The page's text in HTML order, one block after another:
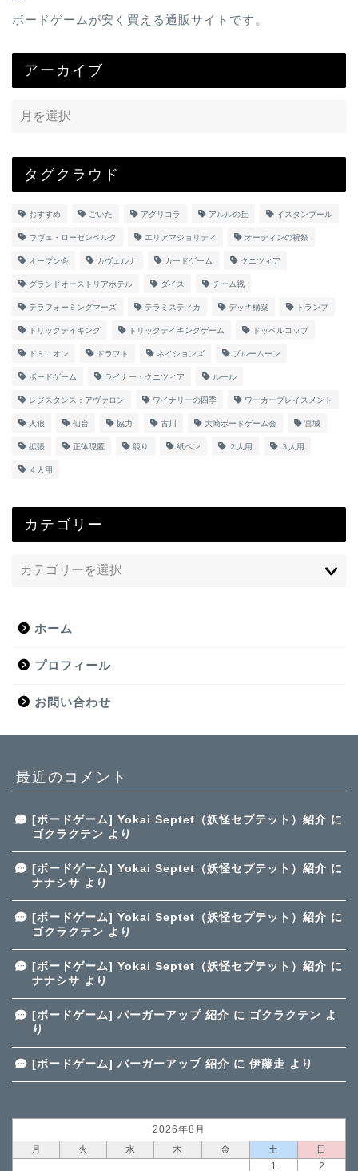
ボードゲームが安く買える通販サイトです。
アーカイブ
タグクラウド
おすすめ ごいた アグリコラ アルルの丘 イスタンブール
ウヴェ・ローゼンベルク エリアマジョリティ オーディンの祝祭
オープン会 カヴェルナ カードゲーム クニツィア
グランドオーストリアホテル ダイス チーム戦
テラフォーミングマーズ テラミスティカ デッキ構築 トランプ
トリックテイキング トリックテイキングゲーム ドッペルコップ
ドミニオン ドラフト ネイションズ ブルームーン
ボードゲーム ライナー・クニツィア ルール
レジスタンス：アヴァロン ワイナリーの四季 ワーカープレイスメント
人狼 仙台 協力 古川 大崎ボードゲーム会 宮城
拡張 正体隠匿 競り 紙ペン ２人用 ３人用
４人用
カテゴリー
ホーム
プロフィール
お問い合わせ
最近のコメント
[ボードゲーム] Yokai Septet（妖怪セプテット）紹介 に
ゴクラクテン より
[ボードゲーム] Yokai Septet（妖怪セプテット）紹介 に
ナナシサ より
[ボードゲーム] Yokai Septet（妖怪セプテット）紹介 に
ゴクラクテン より
[ボードゲーム] Yokai Septet（妖怪セプテット）紹介 に
ナナシサ より
[ボードゲーム] バーガーアップ 紹介 に ゴクラクテン よ
り
[ボードゲーム] バーガーアップ 紹介 に 伊藤走 より
2026年8月
月
火 水 木 金 土
日
1
2